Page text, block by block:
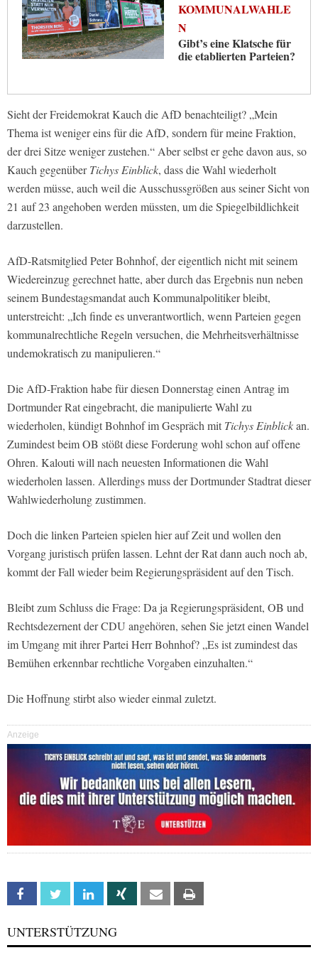
KOMMUNALWAHLE
N
Gibt’s eine Klatsche für
die etablierten Parteien?
Sieht der Freidemokrat Kauch die AfD benachteiligt? „Mein
Thema ist weniger eins für die AfD, sondern für meine Fraktion,
der drei Sitze weniger zustehen.“ Aber selbst er gehe davon aus, so
Kauch gegenüberTichys Einblick, dass die Wahl wiederholt
werden müsse, auch weil die Ausschussgrößen aus seiner Sicht von
21 auf 23 angehoben werden müssten, um die Spiegelbildlichkeit
darzustellen.
AfD-Ratsmitglied Peter Bohnhof, der eigentlich nicht mit seinem
Wiedereinzug gerechnet hatte, aber durch das Ergebnis nun neben
seinem Bundestagsmandat auch Kommunalpolitiker bleibt,
unterstreicht: „Ich finde es unverantwortlich, wenn Parteien gegen
kommunalrechtliche Regeln versuchen, die Mehrheitsverhältnisse
undemokratisch zu manipulieren.“
Die AfD-Fraktion habe für diesen Donnerstag einen Antrag im
Dortmunder Rat eingebracht, die manipulierte Wahl zu
wiederholen, kündigt Bohnhof im Gespräch mit Tichys Einblickan.
Zumindest beim OB stößt diese Forderung wohl schon auf offene
Ohren. Kalouti will nach neuesten Informationen die Wahl
wiederholen lassen. Allerdings muss der Dortmunder Stadtrat dieser
Wahlwiederholung zustimmen.
Doch die linken Parteien spielen hier auf Zeit und wollen den
Vorgang juristisch prüfen lassen. Lehnt der Rat dann auch noch ab,
kommt der Fall wieder beim Regierungspräsident auf den Tisch.
Bleibt zum Schluss die Frage: Da ja Regierungspräsident, OB und
Rechtsdezernent der CDU angehören, sehen Sie jetzt einen Wandel
im Umgang mit ihrer Partei Herr Bohnhof? „Es ist zumindest das
Bemühen erkennbar rechtliche Vorgaben einzuhalten.“
Die Hoffnung stirbt also wieder einmal zuletzt.
Anzeige
Facebook Twitter Linkedin Xing Email
UNTERSTÜTZUNG